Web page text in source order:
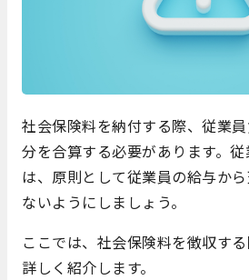
社会保険料を納付する際、従業
分を合算する必要があります。
は、原則として従業員の給与か
ないようにしましょう。
ここでは、社会保険料を徴収す
詳しく紹介します。